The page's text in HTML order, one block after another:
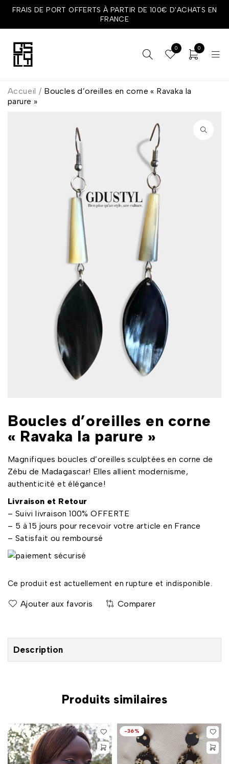
FRAIS DE PORT OFFERTS À PARTIR DE 100€ D'ACHATS EN
FRANCE
0 0
Accueil / Boucles d’oreilles en corne « Ravaka la
parure »
Boucles d’oreilles en corne
« Ravaka la parure »
Magnifiques boucles d’oreilles sculptées en corne de
Zébu de Madagascar! Elles allient modernisme,
authenticité et élégance!
Livraison et Retour
– Suivi livraison 100% OFFERTE
– 5 à 15 jours pour recevoir votre article en France
– Satisfait ou remboursé
Ce produit est actuellement en rupture et indisponible.
Comparer
Description
Produits similaires
-36%